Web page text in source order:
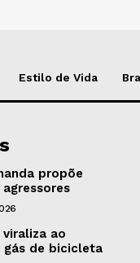
Estilo de Vida
propõe
ao
de bicicleta